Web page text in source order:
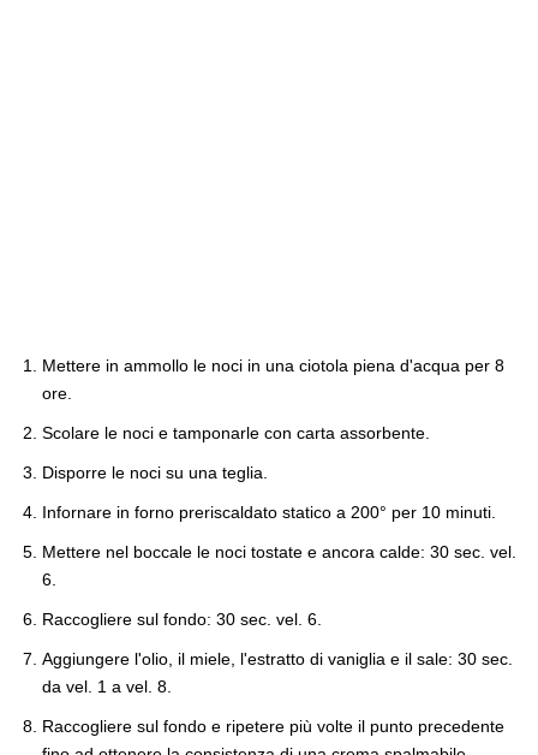
Mettere in ammollo le noci in una ciotola piena d'acqua per 8
ore.
Scolare le noci e tamponarle con carta assorbente.
Disporre le noci su una teglia.
Infornare in forno preriscaldato statico a 200° per 10 minuti.
Mettere nel boccale le noci tostate e ancora calde: 30 sec. vel.
6.
Raccogliere sul fondo: 30 sec. vel. 6.
Aggiungere l'olio, il miele, l'estratto di vaniglia e il sale: 30 sec.
da vel. 1 a vel. 8.
Raccogliere sul fondo e ripetere più volte il punto precedente